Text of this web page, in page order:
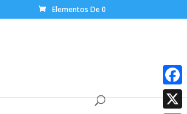
Elementos De 0